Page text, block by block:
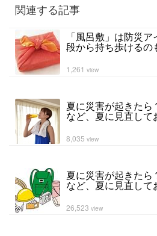
関連する記事
「風呂敷」は防災
段から持ち歩ける
1,261 view
夏に災害が起きた
など、夏に見直して
8,035 view
夏に災害が起きた
など、夏に見直して
26,523 view